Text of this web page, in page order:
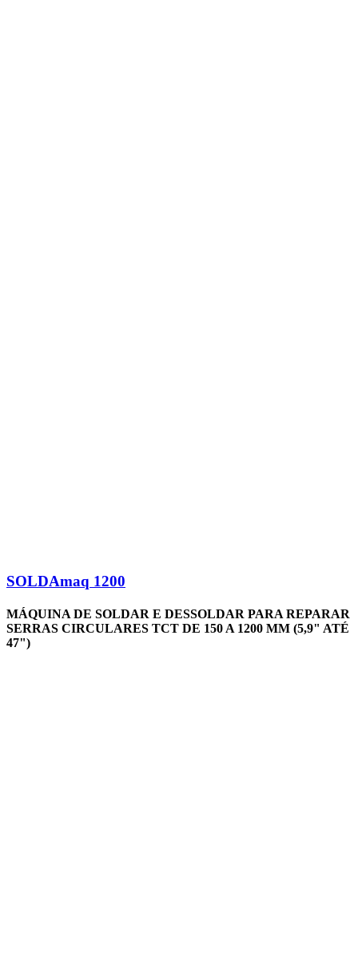
SOLDAmaq 1200
MÁQUINA DE SOLDAR E DESSOLDAR PARA REPARAR
SERRAS CIRCULARES TCT DE 150 A 1200 MM (5,9" ATÉ
47")